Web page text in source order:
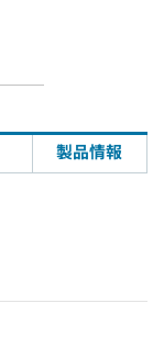
製品情報